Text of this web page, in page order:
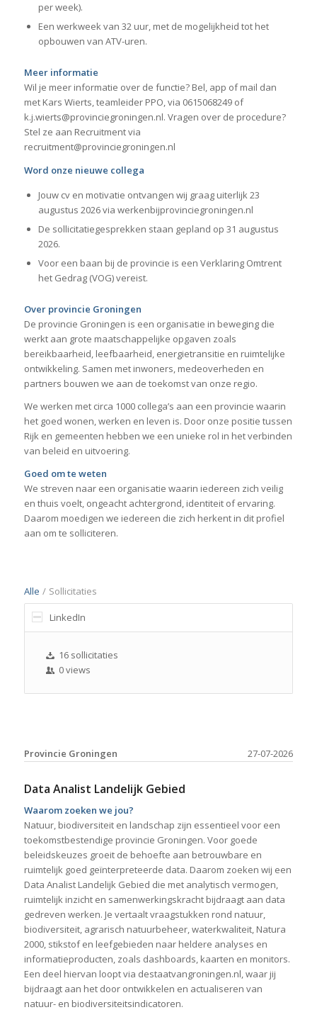
per week).
Een werkweek van 32 uur, met de mogelijkheid tot het
opbouwen van ATV-uren.
Meer informatie
Wil je meer informatie over de functie? Bel, app of mail dan
met Kars Wierts, teamleider PPO, via 0615068249 of
k.j.wierts@provinciegroningen.nl. Vragen over de procedure?
Stel ze aan Recruitment via
recruitment@provinciegroningen.nl
Word onze nieuwe collega
Jouw cv en motivatie ontvangen wij graag uiterlijk 23
augustus 2026 via werkenbijprovinciegroningen.nl
De sollicitatiegesprekken staan gepland op 31 augustus
2026.
Voor een baan bij de provincie is een Verklaring Omtrent
het Gedrag (VOG) vereist.
Over provincie Groningen
De provincie Groningen is een organisatie in beweging die
werkt aan grote maatschappelijke opgaven zoals
bereikbaarheid, leefbaarheid, energietransitie en ruimtelijke
ontwikkeling. Samen met inwoners, medeoverheden en
partners bouwen we aan de toekomst van onze regio.
We werken met circa 1000 collega’s aan een provincie waarin
het goed wonen, werken en leven is. Door onze positie tussen
Rijk en gemeenten hebben we een unieke rol in het verbinden
van beleid en uitvoering.
Goed om te weten
We streven naar een organisatie waarin iedereen zich veilig
en thuis voelt, ongeacht achtergrond, identiteit of ervaring.
Daarom moedigen we iedereen die zich herkent in dit profiel
aan om te solliciteren.
Alle / Sollicitaties
LinkedIn
16 sollicitaties
0 views
27-07-2026
Provincie Groningen
Data Analist Landelijk Gebied
Waarom zoeken we jou?
Natuur, biodiversiteit en landschap zijn essentieel voor een
toekomstbestendige provincie Groningen. Voor goede
beleidskeuzes groeit de behoefte aan betrouwbare en
ruimtelijk goed geïnterpreteerde data. Daarom zoeken wij een
Data Analist Landelijk Gebied die met analytisch vermogen,
ruimtelijk inzicht en samenwerkingskracht bijdraagt aan data
gedreven werken. Je vertaalt vraagstukken rond natuur,
biodiversiteit, agrarisch natuurbeheer, waterkwaliteit, Natura
2000, stikstof en leefgebieden naar heldere analyses en
informatieproducten, zoals dashboards, kaarten en monitors.
Een deel hiervan loopt via destaatvangroningen.nl, waar jij
bijdraagt aan het door ontwikkelen en actualiseren van
natuur- en biodiversiteitsindicatoren.